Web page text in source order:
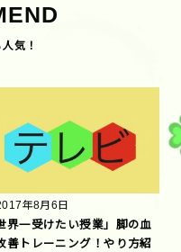
年8月6日
界一受けたい授業」脚の血
善トレーニング！やり方紹